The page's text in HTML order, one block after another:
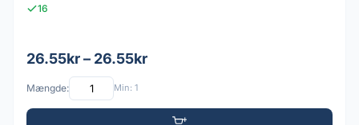
16
26.55kr – 26.55kr
Mængde: Min: 1